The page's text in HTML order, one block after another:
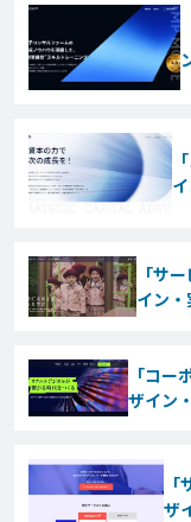
「サ
イン
「コー
ザイン
ザ